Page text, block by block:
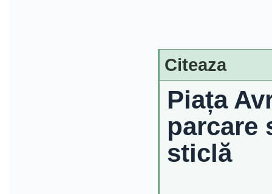
Citeaza
Piața
parcare
sticlă